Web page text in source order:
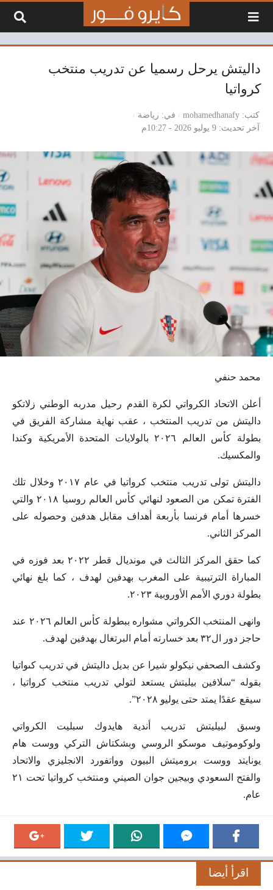
داليتش يرحل رسميا عن تدريب منتخب
كرواتيا
كتب mohamedhanafy في
رياضة
آخر تحديث 9 يوليو 2026 - 10:27م
محمد حنفي
أعلن الاتحاد الكرواتي لكرة القدم رحيل مدربه الوطني زلاتكو
داليتش من تدريب المنتخب ، عقب نهاية مشاركة الفريق في
بطولة كأس العالم ٢٠٢٦ بالولايات المتحدة الأمريكية وكندا
والمكسيك.
داليتش تولى تدريب منتخب كرواتيا في عام ٢٠١٧ وخلال تلك
الفترة تمكن من الصعود لنهائي كأس العالم روسيا ٢٠١٨ والتي
خسرها أمام فرنسا بأربعة أهداف مقابل هدفين وحصوله على
المركز الثاني.
كما حقق المركز الثالث في مونديال قطر ٢٠٢٢ بعد فوزه في
المباراة الترتيبية على المغرب بهدفين لهدف ، كما بلغ نهائي
بطولة دوري الأمم الأوروبية ٢٠٢٣.
وانهى المنتخب الكرواتي مشواره ببطولة كأس العالم ٢٠٢٦ عند
حاجز دور ال٣٢ بعد خسارته أمام البرتغال بهدفين لهدف.
وكشف الصحفي نيكولو شيرا عن بديل داليتش في تدريب كىواتيا
بقوله “سلافين بيليتش يستعد لتولي تدريب منتخب كرواتيا ،
سيقع عقدًا يمتد حتى يوليو ٢٠٢٨”.
وسبق لبيليتش تدريب أندية هايدوك سبليت الكرواتي
ولوكوموتيف موسكو الروسي وبشكتاش التركي ووست هام
يونايتد ووست بروميتش البيون وواتفورد الانجليزي والاتحاد
والفتح السعودي وبيجين جوان الصيني ومنتخب كرواتيا تحت ٢١
عام.
اقرأ أيضا